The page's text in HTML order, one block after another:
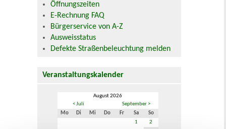
Öffnungszeiten
E-Rechnung FAQ
Bürgerservice von A-Z
Ausweisstatus
Defekte Straßenbeleuchtung melden
Veranstaltungskalender
August 2026
< Juli
September >
Mo
Di Mi Do Fr Sa
So
1
2